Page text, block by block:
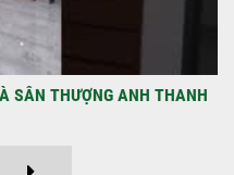
SÂN THƯỢNG ANH THANH